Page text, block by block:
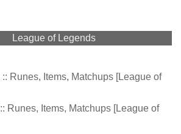
League of Legends
Runes, Items, Matchups [League of
Runes, Items, Matchups [League of